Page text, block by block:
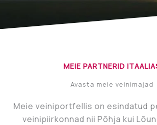
MEIE PARTNERID
Avasta meie veinimajad
Meie veiniportfellis on esindatud
veinipiirkonnad nii Põhja kui